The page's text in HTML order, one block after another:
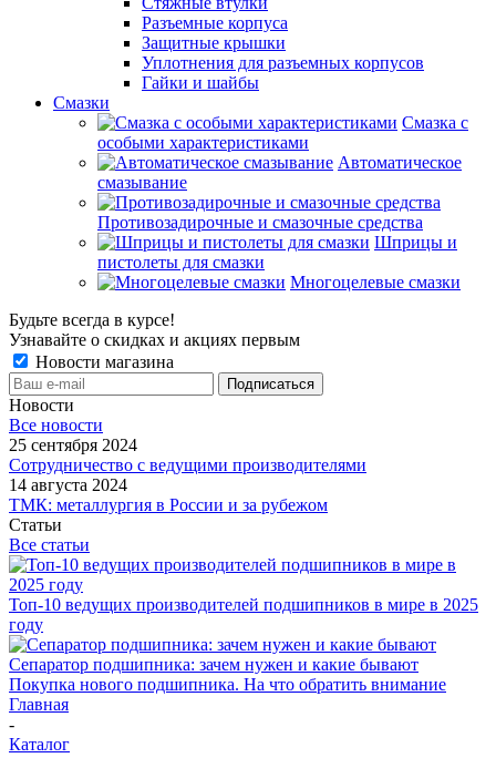
Разъемные корпуса
Защитные крышки
Уплотнения для разъемных корпусов
Гайки и шайбы
Смазки
Смазка с
особыми характеристиками
Автоматическое
смазывание
Противозадирочные и смазочные средства
Шприцы и
пистолеты для смазки
Многоцелевые смазки
Будьте всегда в курсе!
Узнавайте о скидках и акциях первым
Новости магазина
Новости
Все новости
25 сентября 2024
Сотрудничество с ведущими производителями
14 августа 2024
ТМК: металлургия в России и за рубежом
Статьи
Все статьи
Топ-10 ведущих производителей подшипников в мире в 2025
году
Сепаратор подшипника: зачем нужен и какие бывают
Покупка нового подшипника. На что обратить внимание
Главная
-
Каталог